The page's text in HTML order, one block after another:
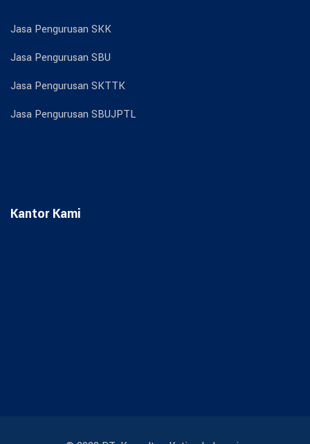
Jasa Pengurusan SKK
Jasa Pengurusan SBU
Jasa Pengurusan SKTTK
Jasa Pengurusan SBUJPTL
Kantor Kami